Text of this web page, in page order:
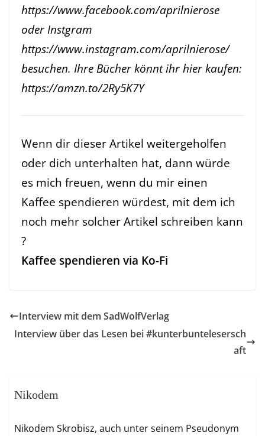
https://www.facebook.com/aprilnierose
oder Instgram
https://www.instagram.com/aprilnierose/
besuchen. Ihre Bücher könnt ihr hier kaufen:
https://amzn.to/2Ry5K7Y
Wenn dir dieser Artikel weitergeholfen
oder dich unterhalten hat, dann würde
es mich freuen, wenn du mir einen
Kaffee spendieren würdest, mit dem ich
noch mehr solcher Artikel schreiben kann
?
Kaffee spendieren via Ko-Fi
Interview mit dem SadWolfVerlag
Interview über das Lesen bei #kunterbuntelesersch
aft
Nikodem
Nikodem Skrobisz, auch unter seinem Pseudonym